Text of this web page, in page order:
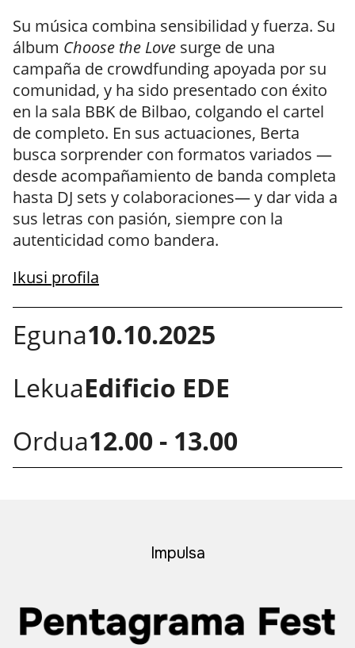
Su música combina sensibilidad y fuerza. Su
álbum Choose the Love surge de una
campaña de crowdfunding apoyada por su
comunidad, y ha sido presentado con éxito
en la sala BBK de Bilbao, colgando el cartel
de completo. En sus actuaciones, Berta
busca sorprender con formatos variados —
desde acompañamiento de banda completa
hasta DJ sets y colaboraciones— y dar vida a
sus letras con pasión, siempre con la
autenticidad como bandera.
Ikusi profila
Eguna10.10.2025
LekuaEdificio EDE
Ordua12.00 - 13.00
Impulsa